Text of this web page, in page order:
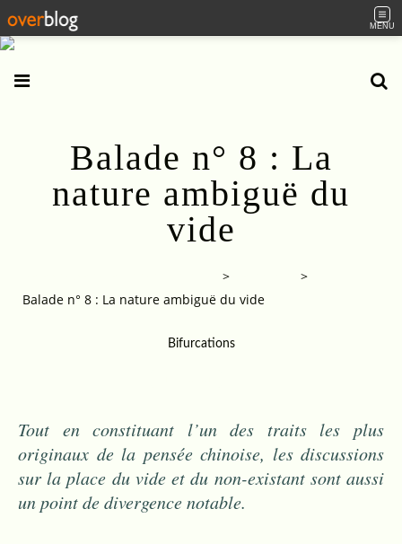
MENU
Balade n° 8 : La
nature ambiguë du
vide
>
>
Balade n° 8 : La nature ambiguë du vide
Bifurcations
Tout en constituant l’un des traits les plus
originaux de la pensée chinoise, les discussions
sur la place du vide et du non-existant sont aussi
un point de divergence notable.